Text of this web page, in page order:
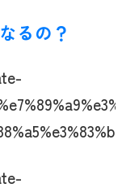
るの？